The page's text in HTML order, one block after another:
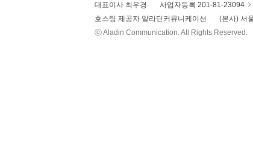
대표이사 최우경 사업자등록 201-81-23094
호스팅 제공자 알라딘커뮤니케이션
(본사) 서
ⓒ Aladin Communication. All Rights Reserved.